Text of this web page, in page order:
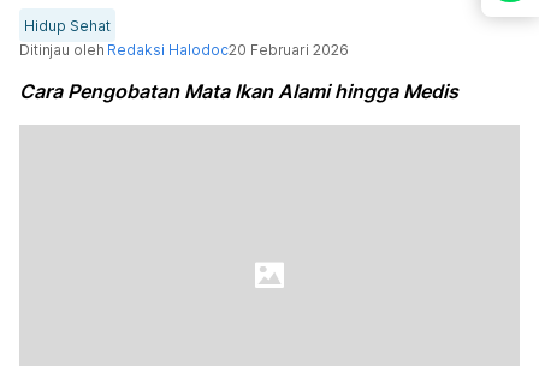
Hidup Sehat
Ditinjau oleh Redaksi Halodoc20 Februari 2026
Cara Pengobatan Mata Ikan Alami hingga Medis